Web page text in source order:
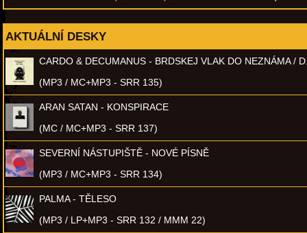
AKTUÁLNÍ DESKY
CARDO & DECUMANUS - BRDSKEJ VLAK DO NEZNÁMA /
(MP3 / MC+MP3 - SRR 135)
ARAN SATAN - KONSPIRACE
(MC / MC+MP3 - SRR 137)
SEVERNÍ NÁSTUPIŠTĚ - NOVÉ PÍSNĚ
(MP3 / MC+MP3 - SRR 134)
PALMA - TĚLESO
(MP3 / LP+MP3 - SRR 132 / MMM 22)